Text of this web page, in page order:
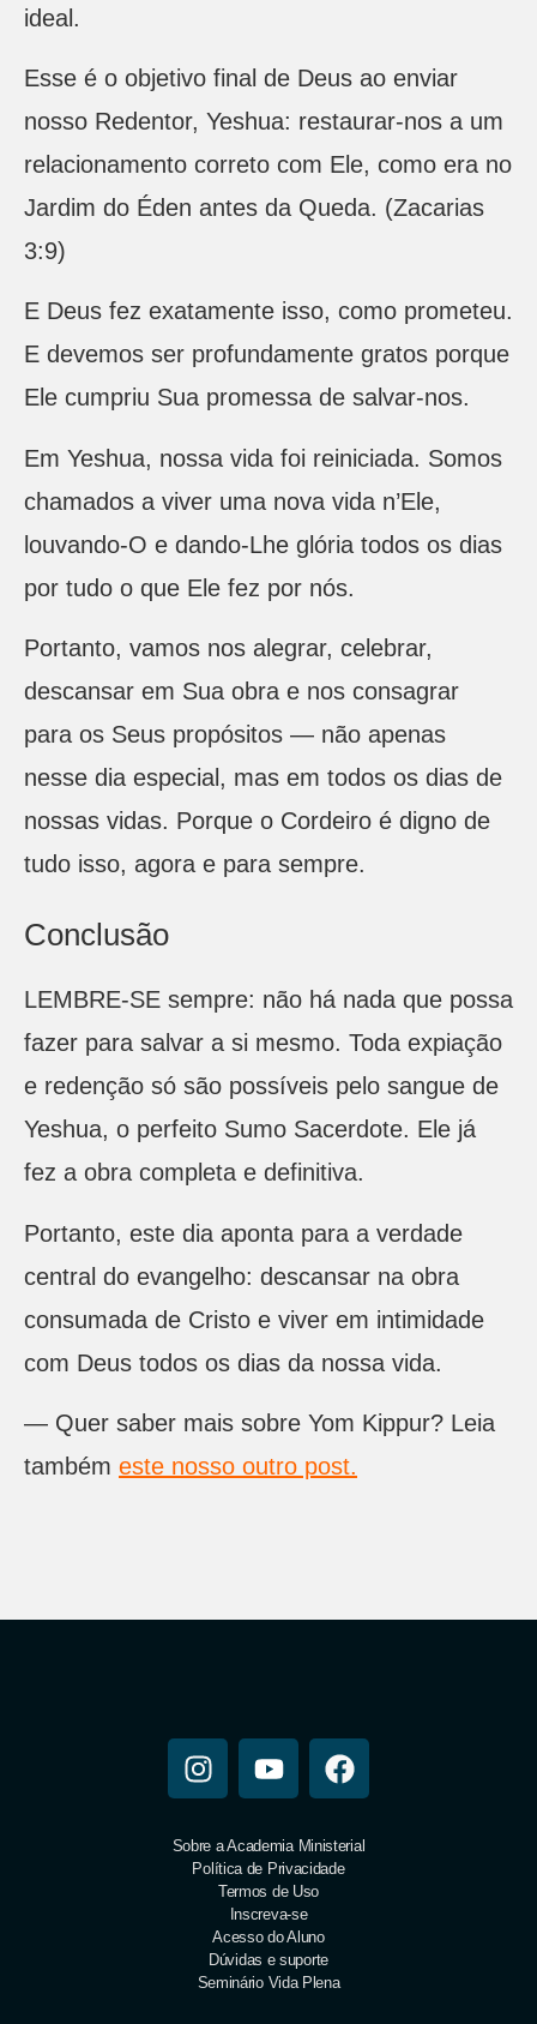
ideal.
Esse é o objetivo final de Deus ao enviar
nosso Redentor, Yeshua: restaurar-nos a um
relacionamento correto com Ele, como era no
Jardim do Éden antes da Queda. (Zacarias
3:9)
E Deus fez exatamente isso, como prometeu.
E devemos ser profundamente gratos porque
Ele cumpriu Sua promessa de salvar-nos.
Em Yeshua, nossa vida foi reiniciada. Somos
chamados a viver uma nova vida n’Ele,
louvando-O e dando-Lhe glória todos os dias
por tudo o que Ele fez por nós.
Portanto, vamos nos alegrar, celebrar,
descansar em Sua obra e nos consagrar
para os Seus propósitos — não apenas
nesse dia especial, mas em todos os dias de
nossas vidas. Porque o Cordeiro é digno de
tudo isso, agora e para sempre.
Conclusão
LEMBRE-SE sempre: não há nada que possa
fazer para salvar a si mesmo. Toda expiação
e redenção só são possíveis pelo sangue de
Yeshua, o perfeito Sumo Sacerdote. Ele já
fez a obra completa e definitiva.
Portanto, este dia aponta para a verdade
central do evangelho: descansar na obra
consumada de Cristo e viver em intimidade
com Deus todos os dias da nossa vida.
— Quer saber mais sobre Yom Kippur? Leia
também este nosso outro post.
Sobre a Academia Ministerial
Política de Privacidade
Termos de Uso
Inscreva-se
Acesso do Aluno
Dúvidas e suporte
Seminário Vida Plena